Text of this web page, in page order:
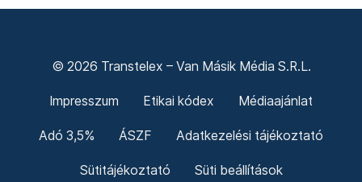
© 2026 Transtelex – Van Másik Média S.R.L.
Impresszum Etikai kódex Médiaajánlat
Adó 3,5% ÁSZF Adatkezelési tájékoztató
Sütitájékoztató Süti beállítások